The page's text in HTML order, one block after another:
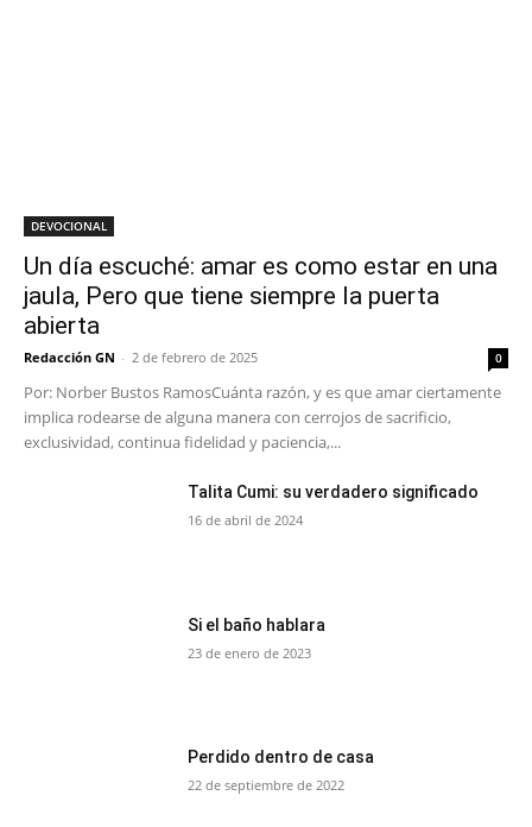
DEVOCIONAL
Un día escuché: amar es como estar en una
jaula, Pero que tiene siempre la puerta
abierta
Redacción GN - 2 de febrero de 2025 0
Por: Norber Bustos RamosCuánta razón, y es que amar ciertamente
implica rodearse de alguna manera con cerrojos de sacrificio,
exclusividad, continua fidelidad y paciencia,...
Talita Cumi: su verdadero significado
16 de abril de 2024
Si el baño hablara
23 de enero de 2023
Perdido dentro de casa
22 de septiembre de 2022